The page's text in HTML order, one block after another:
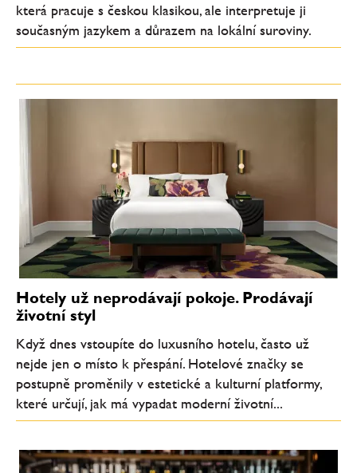
která pracuje s českou klasikou, ale interpretuje ji
současným jazykem a důrazem na lokální suroviny.
Hotely už neprodávají pokoje. Prodávají
životní styl
Když dnes vstoupíte do luxusního hotelu, často už
nejde jen o místo k přespání. Hotelové značky se
postupně proměnily v estetické a kulturní platformy,
které určují, jak má vypadat moderní životní...